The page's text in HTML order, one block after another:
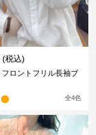
(税込)
ロントフリル長袖ブ
全4色